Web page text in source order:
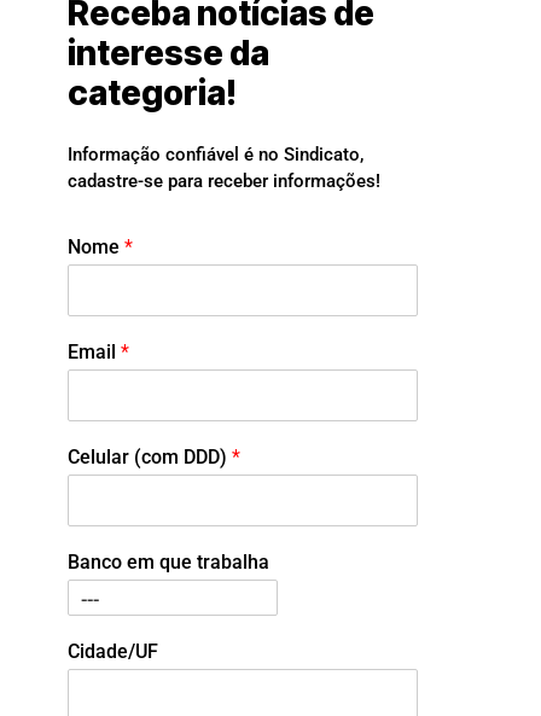
Receba notícias de
interesse da
categoria!
Informação confiável é no Sindicato,
cadastre-se para receber informações!
Nome *
Email *
Celular (com DDD) *
Banco em que trabalha
Cidade/UF